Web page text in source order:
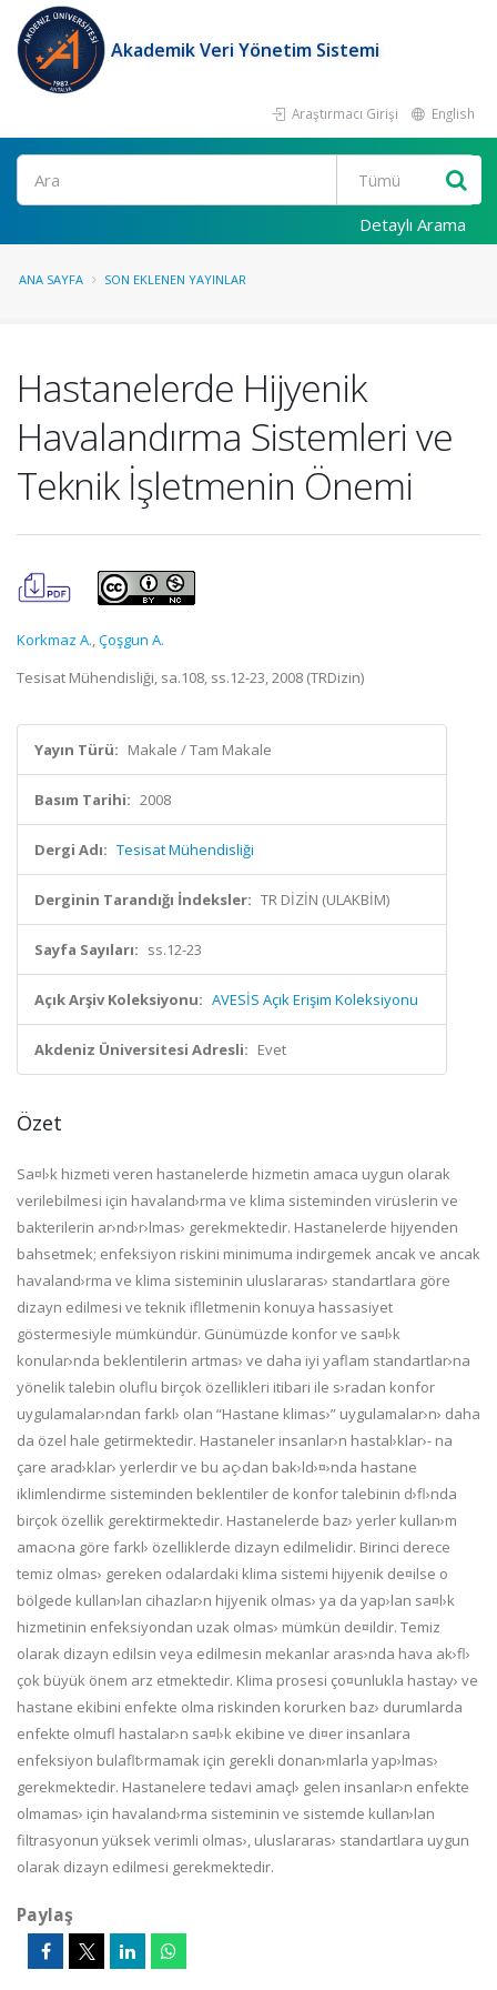
Akademik Veri Yönetim Sistemi
Araştırmacı Girişi English
Ara
Detaylı Arama
ANA SAYFA SON EKLENEN YAYINLAR
Hastanelerde Hijyenik
Havalandırma Sistemleri ve
Teknik İşletmenin Önemi
Korkmaz A.,Çoşgun A.
Tesisat Mühendisliği, sa.108, ss.12-23, 2008 (TRDizin)
Yayın Türü: Makale / Tam Makale
Basım Tarihi: 2008
Dergi Adı: Tesisat Mühendisliği
Derginin Tarandığı İndeksler: TR DİZİN (ULAKBİM)
Sayfa Sayıları: ss.12-23
Açık Arşiv Koleksiyonu: AVESİS Açık Erişim Koleksiyonu
Akdeniz Üniversitesi Adresli: Evet
Özet
Sa¤l›k hizmeti veren hastanelerde hizmetin amaca uygun olarak
verilebilmesi için havaland›rma ve klima sisteminden virüslerin ve
bakterilerin ar›nd›r›lmas› gerekmektedir. Hastanelerde hijyenden
bahsetmek; enfeksiyon riskini minimuma indirgemek ancak ve ancak
havaland›rma ve klima sisteminin uluslararas› standartlara göre
dizayn edilmesi ve teknik iflletmenin konuya hassasiyet
göstermesiyle mümkündür. Günümüzde konfor ve sa¤l›k
konular›nda beklentilerin artmas› ve daha iyi yaflam standartlar›na
yönelik talebin oluflu birçok özellikleri itibari ile s›radan konfor
uygulamalar›ndan farkl› olan “Hastane klimas›” uygulamalar›n› daha
da özel hale getirmektedir. Hastaneler insanlar›n hastal›klar›- na
çare arad›klar› yerlerdir ve bu aç›dan bak›ld›¤›nda hastane
iklimlendirme sisteminden beklentiler de konfor talebinin d›fl›nda
birçok özellik gerektirmektedir. Hastanelerde baz› yerler kullan›m
amac›na göre farkl› özelliklerde dizayn edilmelidir. Birinci derece
temiz olmas› gereken odalardaki klima sistemi hijyenik de¤ilse o
bölgede kullan›lan cihazlar›n hijyenik olmas› ya da yap›lan sa¤l›k
hizmetinin enfeksiyondan uzak olmas› mümkün de¤ildir. Temiz
olarak dizayn edilsin veya edilmesin mekanlar aras›nda hava ak›fl›
çok büyük önem arz etmektedir. Klima prosesi ço¤unlukla hastay› ve
hastane ekibini enfekte olma riskinden korurken baz› durumlarda
enfekte olmufl hastalar›n sa¤l›k ekibine ve di¤er insanlara
enfeksiyon bulaflt›rmamak için gerekli donan›mlarla yap›lmas›
gerekmektedir. Hastanelere tedavi amaçl› gelen insanlar›n enfekte
olmamas› için havaland›rma sisteminin ve sistemde kullan›lan
filtrasyonun yüksek verimli olmas›, uluslararas› standartlara uygun
olarak dizayn edilmesi gerekmektedir.
Paylaş